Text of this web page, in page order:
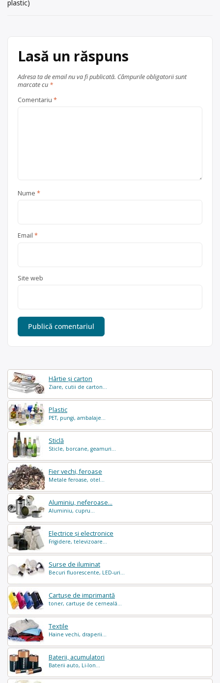
Hârtie și carton
Ziare, cutii de carton...
Plastic
PET, pungi, ambalaje...
Sticlă
Sticle, borcane, geamuri...
Fier vechi, feroase
Metale feroase, otel...
Aluminiu, neferoase...
Aluminiu, cupru...
Electrice și electronice
Frigidere, televizoare...
Surse de iluminat
Becuri fluorescente, LED-uri...
Cartușe de imprimantă
toner, cartușe de cerneală...
Textile
Haine vechi, draperii...
Baterii, acumulatori
Baterii auto, Li-Ion...
la adresa: . Sediu social:SC REMAT
uzate,baterii auto,
fier vechi
și metale neferoase,hârtie și
carton,lemn
textile,vehicule scoase din uz
plastic)
Lasă un răspuns
Adresa ta de email nu va fi publicată. Câmpurile obligatorii sunt
marcate cu *
Comentariu *
Nume *
Email *
Site web